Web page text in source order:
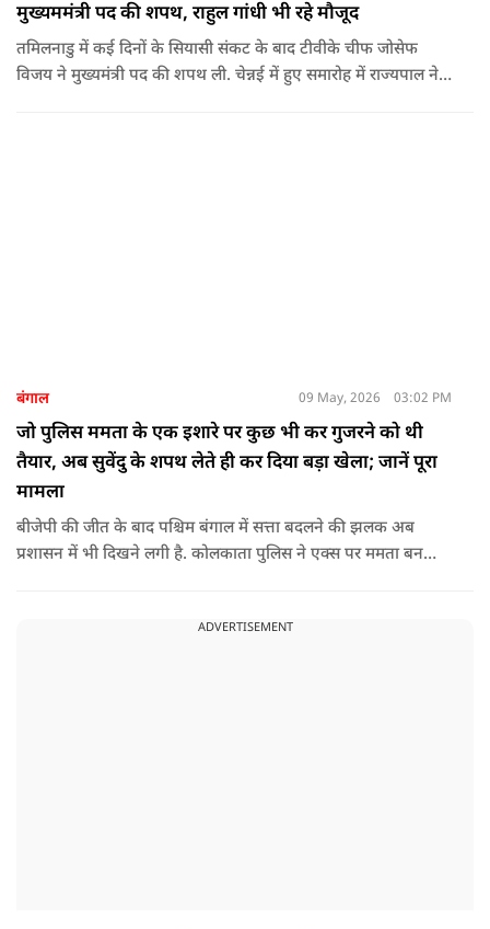
मुख्यममंत्री पद की शपथ, राहुल गांधी भी रहे मौजूद
तमिलनाडु में कई दिनों के सियासी संकट के बाद टीवीके चीफ जोसेफ
विजय ने मुख्यमंत्री पद की शपथ ली. चेन्नई में हुए समारोह में राज्यपाल ने
बंगाल 09 May, 2026 03:02 PM
जो पुलिस ममता के एक इशारे पर कुछ भी कर गुजरने को थी
तैयार, अब सुवेंदु के शपथ लेते ही कर दिया बड़ा खेला; जानें पूरा
मामला
बीजेपी की जीत के बाद पश्चिम बंगाल में सत्ता बदलने की झलक अब
प्रशासन में भी दिखने लगी है. कोलकाता पुलिस ने एक्स पर ममता बनर्जी
ADVERTISEMENT